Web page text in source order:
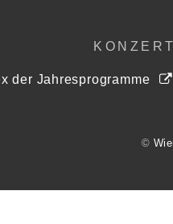
der Jahresprogramme
©